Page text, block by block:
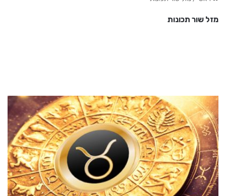
מזל שור תכונות